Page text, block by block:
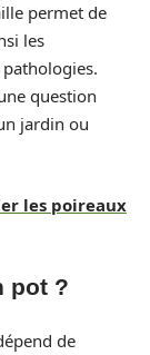
permet de
les
question
jardin ou
les poireaux
pot ?
de